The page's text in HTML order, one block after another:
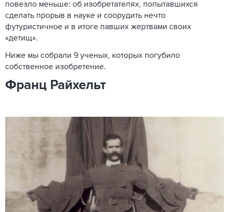
повезло меньше: об изобретателях, попытавшихся
сделать прорыв в науке и соорудить нечто
футуристичное и в итоге павших жертвами своих
«детищ».
Ниже мы собрали 9 ученых, которых погубило
собственное изобретение.
Франц Райхельт